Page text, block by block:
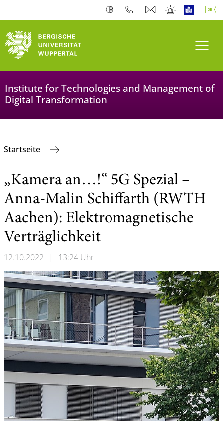
Institute for Technologies and Management of
Digital Transformation
Startseite
„Kamera an…!“ 5G Spezial –
Anna-Malin Schiffarth (RWTH
Aachen): Elektromagnetische
Verträglichkeit
12.10.2022 | 13:24 Uhr